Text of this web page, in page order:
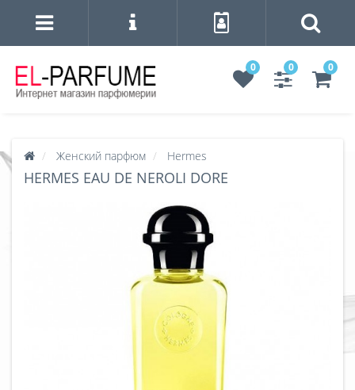
0 0 0
Женский парфюм Hermes
HERMES EAU DE NEROLI DORE